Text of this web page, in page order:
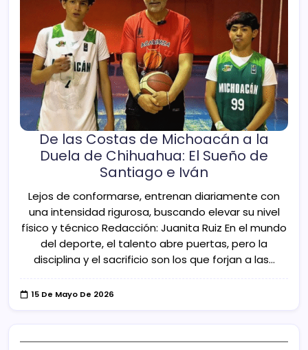
​De las Costas de Michoacán a la
Duela de Chihuahua: El Sueño de
Santiago e Iván
Lejos de conformarse, entrenan diariamente con
una intensidad rigurosa, buscando elevar su nivel
físico y técnico Redacción: Juanita Ruiz ​En el mundo
del deporte, el talento abre puertas, pero la
disciplina y el sacrificio son los que forjan a las…
15 De Mayo De 2026